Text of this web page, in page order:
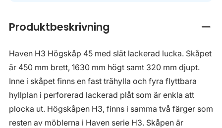
Produktbeskrivning
Haven H3 Högskåp 45 med slät lackerad lucka. Skåpet
är 450 mm brett, 1630 mm högt samt 320 mm djupt.
Inne i skåpet finns en fast trähylla och fyra flyttbara
hyllplan i perforerad lackerad plåt som är enkla att
plocka ut. Högskåpen H3, finns i samma två färger som
resten av möblerna i Haven serie H3. Skåpen är